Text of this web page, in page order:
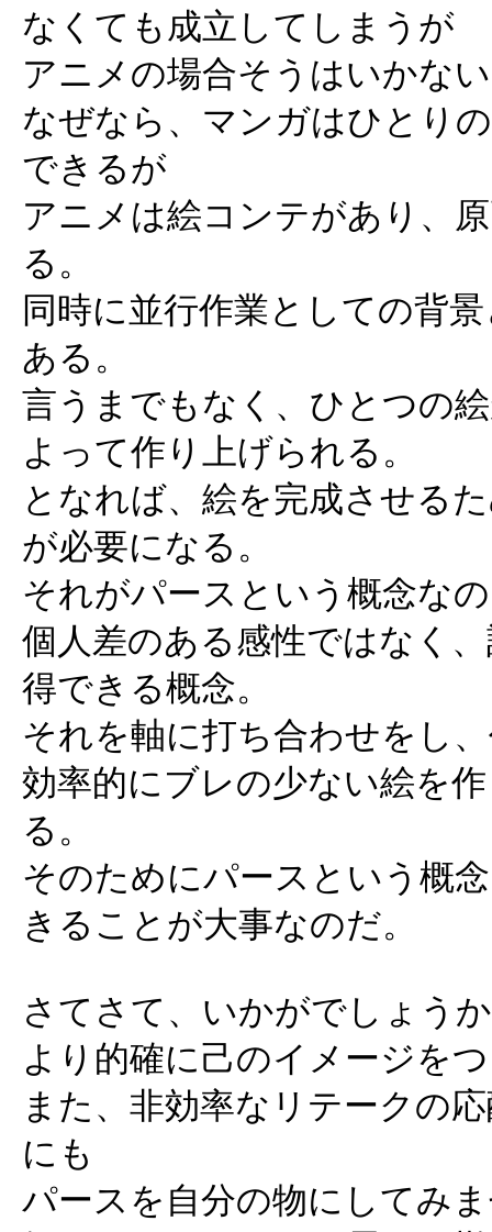
なくても成立してしまうが
アニメの場合そうはいかな
なぜなら、マンガはひとり
できるが
アニメは絵コンテがあり、
る。
同時に並行作業としての背
ある。
言うまでもなく、ひとつの
よって作り上げられる。
となれば、絵を完成させる
が必要になる。
それがパースという概念な
個人差のある感性ではなく
得できる概念。
それを軸に打ち合わせをし
効率的にブレの少ない絵を
る。
そのためにパースという概
きることが大事なのだ。
さてさて、いかがでしょう
より的確に己のイメージを
また、非効率なリテークの
にも
パースを自分の物にしてみ